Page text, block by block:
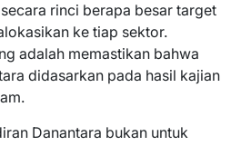
rinci berapa besar target
ke tiap sektor.
adalah memastikan bahwa
didasarkan pada hasil kajian
Danantara bukan untuk